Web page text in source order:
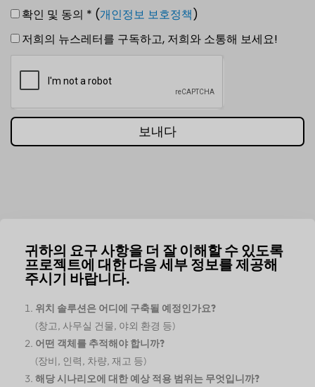
확인 및 동의 * (개인정보 보호정책)
저희의 뉴스레터를 구독하고, 저희와 소통해 보세요!
보내다
귀하의 요구 사항을 더 잘 이해할 수 있도록
프로젝트에 대한 다음 세부 정보를 제공해
주시기 바랍니다.
위치 솔루션은 어디에 구축될 예정인가요?
(창고, 사무실 건물, 야외 환경 등)
어떤 객체를 추적해야 합니까?
(장비, 인력, 차량, 재고 등)
해당 시나리오에 대한 예상 적용 범위는 무엇입니까?